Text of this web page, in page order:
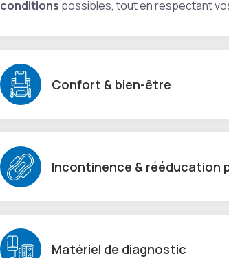
conditions possibles, tout en respectant
Confort & bien-être
Incontinence & rééducation
Matériel de diagnostic